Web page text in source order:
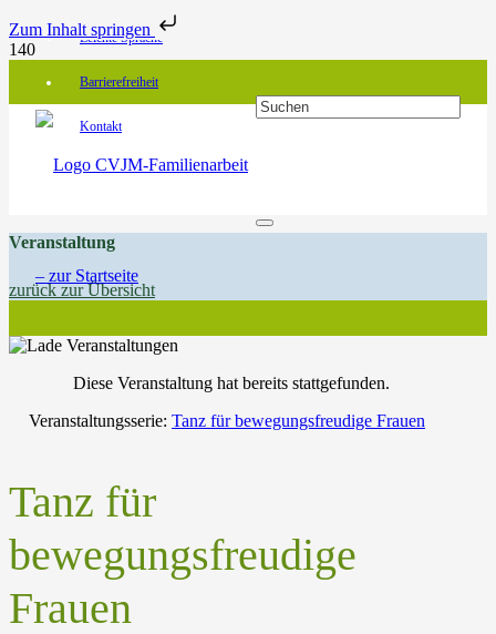
Zum Inhalt springen
Leichte Sprache
Barrierefreiheit
Kontakt
Veranstaltung
zurück zur Übersicht
Diese Veranstaltung hat bereits stattgefunden.
Veranstaltungsserie: Tanz für bewegungsfreudige Frauen
Tanz für
bewegungsfreudige
Frauen